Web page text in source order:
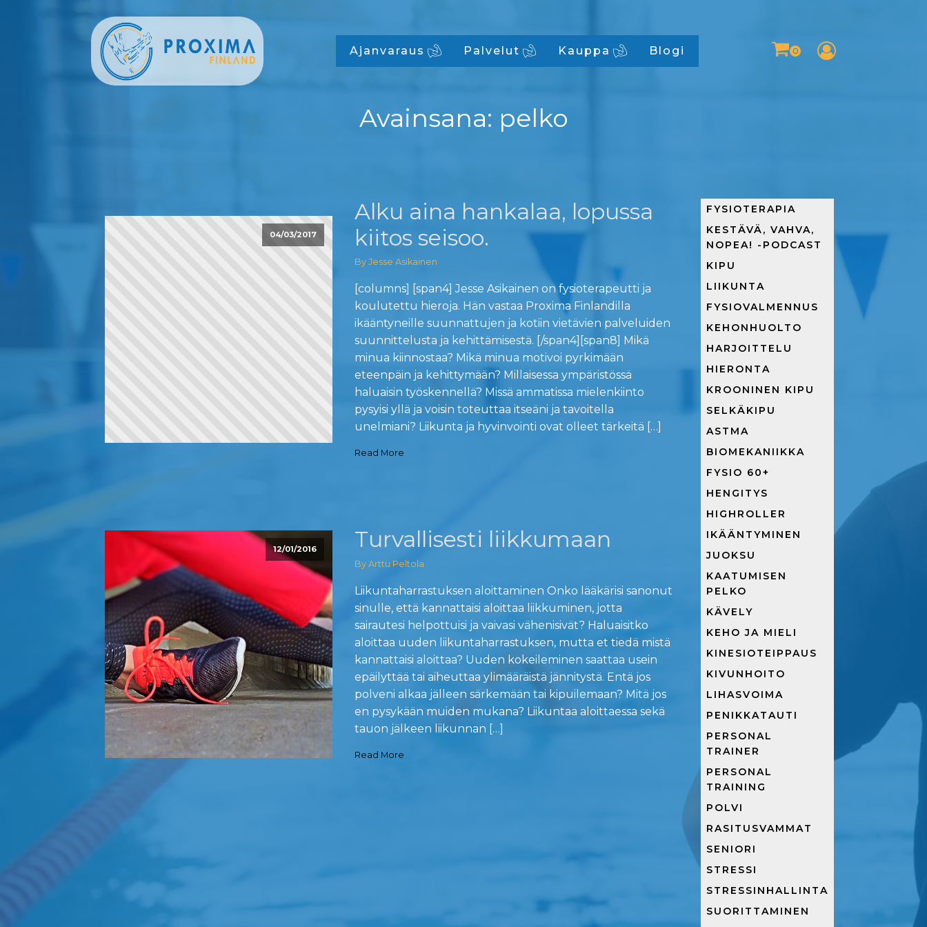
Ajanvaraus Palvelut Kauppa Blogi
Avainsana: pelko
04/03/2017
Alku aina hankalaa, lopussa
kiitos seisoo.
By Jesse Asikainen
[columns] [span4] Jesse Asikainen on fysioterapeutti ja
koulutettu hieroja. Hän vastaa Proxima Finlandilla
ikääntyneille suunnattujen ja kotiin vietävien palveluiden
suunnittelusta ja kehittämisestä. [/span4][span8] Mikä
minua kiinnostaa? Mikä minua motivoi pyrkimään
eteenpäin ja kehittymään? Millaisessa ympäristössä
haluaisin työskennellä? Missä ammatissa mielenkiinto
pysyisi yllä ja voisin toteuttaa itseäni ja tavoitella
unelmiani? Liikunta ja hyvinvointi ovat olleet tärkeitä […]
Read More
12/01/2016 Turvallisesti liikkumaan
By Arttu Peltola
Liikuntaharrastuksen aloittaminen Onko lääkärisi sanonut
sinulle, että kannattaisi aloittaa liikkuminen, jotta
sairautesi helpottuisi ja vaivasi vähenisivät? Haluaisitko
aloittaa uuden liikuntaharrastuksen, mutta et tiedä mistä
kannattaisi aloittaa? Uuden kokeileminen saattaa usein
epäilyttää tai aiheuttaa ylimääräistä jännitystä. Entä jos
polveni alkaa jälleen särkemään tai kipuilemaan? Mitä jos
en pysykään muiden mukana? Liikuntaa aloittaessa sekä
tauon jälkeen liikunnan […]
Read More
FYSIOTERAPIA
KESTÄVÄ, VAHVA,
NOPEA! -PODCAST
KIPU
LIIKUNTA
FYSIOVALMENNUS
KEHONHUOLTO
HARJOITTELU
HIERONTA
KROONINEN KIPU
SELKÄKIPU
ASTMA
BIOMEKANIIKKA
FYSIO 60+
HENGITYS
HIGHROLLER
IKÄÄNTYMINEN
JUOKSU
KAATUMISEN
PELKO
KÄVELY
KEHO JA MIELI
KINESIOTEIPPAUS
KIVUNHOITO
LIHASVOIMA
PENIKKATAUTI
PERSONAL
TRAINER
PERSONAL
TRAINING
POLVI
RASITUSVAMMAT
SENIORI
STRESSI
STRESSINHALLINTA
SUORITTAMINEN